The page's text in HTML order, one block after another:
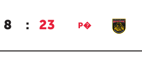
8 : 23 Р�